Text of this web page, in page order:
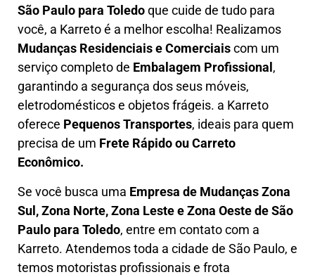
São Paulo para Toledoque cuide de tudo para
você, a Karretoé a melhor escolha! Realizamos
Mudanças Residenciais e Comerciaiscom um
serviço completo de Embalagem Profissional ,
garantindo a segurança dos seus móveis,
eletrodomésticos e objetos frágeis. a Karreto
oferece Pequenos Transportes, ideais para quem
precisa de um Frete Rápido ou Carreto
Econômico.
Se você busca uma Empresa de Mudanças Zona
Sul, Zona Norte, Zona Leste e Zona Oestede São
Paulo para Toledo, entre em contato com a
Karreto. Atendemos toda a cidade de São Paulo, e
temos motoristas profissionais e frota